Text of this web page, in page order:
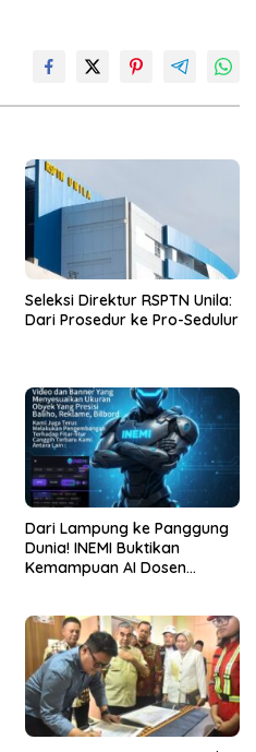
Seleksi Direktur RSPTN Unila:
Dari Prosedur ke Pro-Sedulur
Dari Lampung ke Panggung
Dunia! INEMI Buktikan
Kemampuan AI Dosen